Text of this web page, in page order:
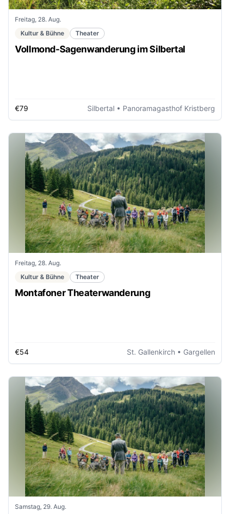
Freitag, 28. Aug.
Kultur & Bühne
Theater
Vollmond-Sagenwanderung im Silbertal
€79 Silbertal • Panoramagasthof Kristberg
Freitag, 28. Aug.
Kultur & Bühne
Theater
Montafoner Theaterwanderung
€54 St. Gallenkirch • Gargellen
Samstag, 29. Aug.